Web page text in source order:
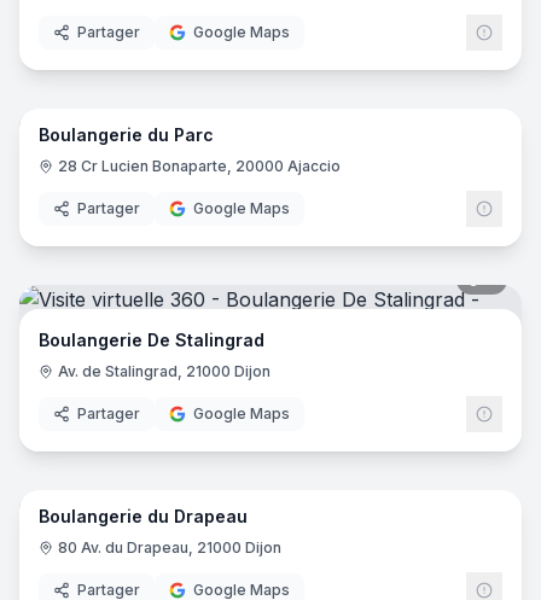
Partager Google Maps
6
Boulangerie du Parc
28 Cr Lucien Bonaparte, 20000 Ajaccio
Partager Google Maps
Boulangerie De Stalingrad
Av. de Stalingrad, 21000 Dijon
Partager Google Maps
7
Boulangerie du Drapeau
80 Av. du Drapeau, 21000 Dijon
Partager Google Maps